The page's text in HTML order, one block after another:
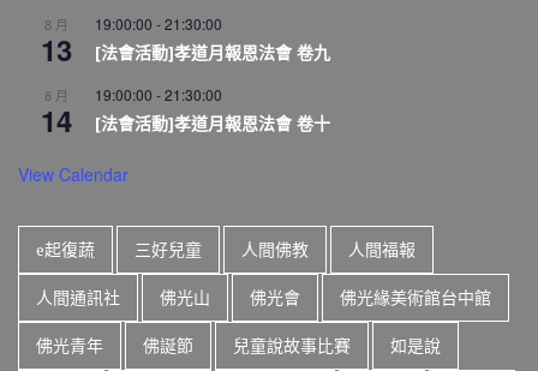
8 月
13
19:00:00 -21:30:00
[法會活動]孝道月報恩法會 卷九
8 月
14
19:00:00 -21:30:00
[法會活動]孝道月報恩法會 卷十
View Calendar
e起復蔬 三好兒童 人間佛教 人間福報
人間通訊社 佛光山 佛光會 佛光緣美術館台中館
佛光青年 佛誕節 兒童說故事比賽 如是說